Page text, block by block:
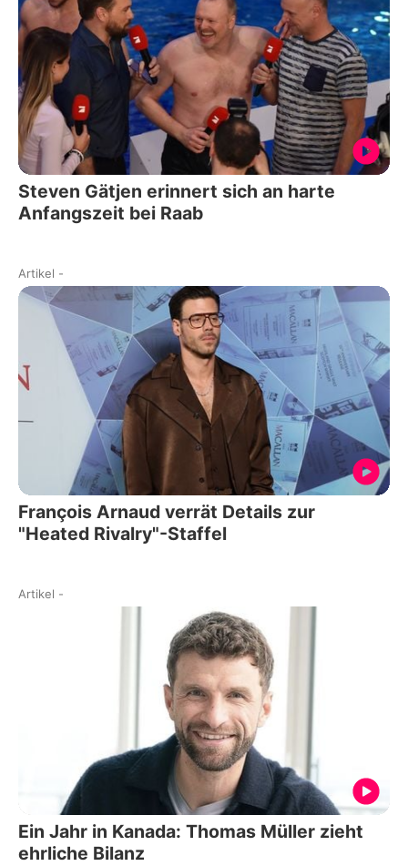
Steven Gätjen erinnert sich an harte
Anfangszeit bei Raab
Artikel -
François Arnaud verrät Details zur
"Heated Rivalry"-Staffel
Artikel -
Ein Jahr in Kanada: Thomas Müller zieht
ehrliche Bilanz